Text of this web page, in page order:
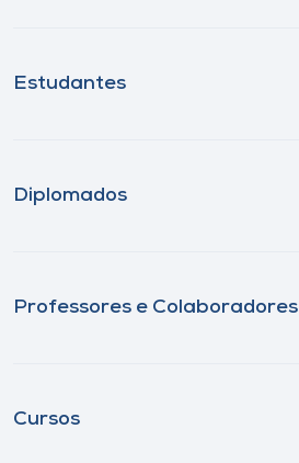
Estudantes
Diplomados
Professores e Colaboradores
Cursos